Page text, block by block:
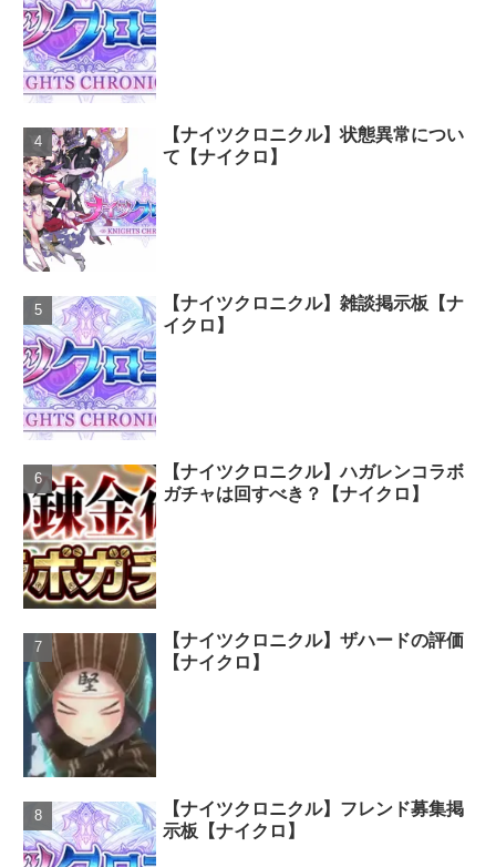
【ナイツクロニクル】状態異常につい
て【ナイクロ】
【ナイツクロニクル】雑談掲示板【ナ
イクロ】
【ナイツクロニクル】ハガレンコラボ
ガチャは回すべき？【ナイクロ】
【ナイツクロニクル】ザハードの評価
【ナイクロ】
【ナイツクロニクル】フレンド募集掲
示板【ナイクロ】